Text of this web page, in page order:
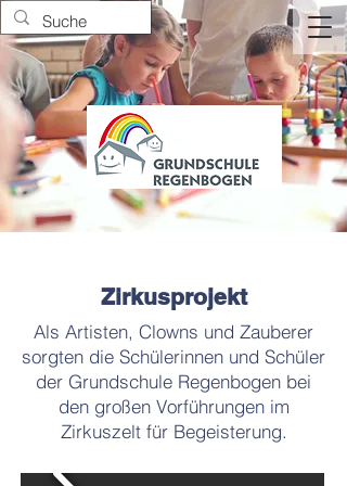
Zirkusprojekt
Als Artisten, Clowns und Zauberer
sorgten die Schülerinnen und Schüler
der Grundschule Regenbogen bei
den großen Vorführungen im
Zirkuszelt für Begeisterung.